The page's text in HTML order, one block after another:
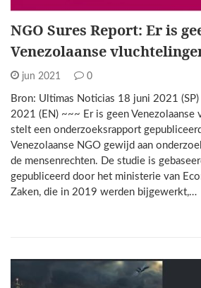
NGO Sures Report: Er is
Venezolaanse
jun 2021 0
Bron: Ultimas Noticias 18 juni 2021
2021 (EN) ~~~ Er is geen Venezolaanse
stelt een onderzoeksrapport
Venezolaanse NGO gewijd aan
de mensenrechten. De studie is
gepubliceerd door het ministerie van
Zaken, die in 2019 werden bijgewerkt,…